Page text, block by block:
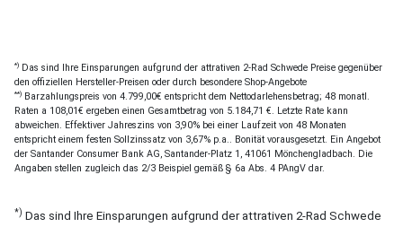
*) Das sind Ihre Einsparungen aufgrund der attrativen 2-Rad Schwede Preise gegenüber
den offiziellen Hersteller-Preisen oder durch besondere Shop-Angebote
**) Barzahlungspreis von 4.799,00€ entspricht dem Nettodarlehensbetrag; 48 monatl.
Raten a 108,01€ ergeben einen Gesamtbetrag von 5.184,71 €. Letzte Rate kann
abweichen. Effektiver Jahreszins von 3,90% bei einer Laufzeit von 48 Monaten
entspricht einem festen Sollzinssatz von 3,67% p.a.. Bonität vorausgesetzt. Ein Angebot
der Santander Consumer Bank AG, Santander-Platz 1, 41061 Mönchengladbach. Die
Angaben stellen zugleich das 2/3 Beispiel gemäß § 6a Abs. 4 PAngV dar.
*) Das sind Ihre Einsparungen aufgrund der attrativen 2-Rad Schwede